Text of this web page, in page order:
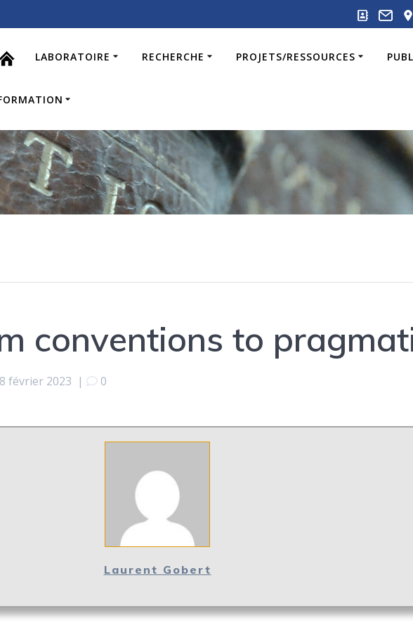
LABORATOIRE RECHERCHE PROJETS/RESSOURCES
conventions to
8 février 2023 | 0
Laurent Gobert